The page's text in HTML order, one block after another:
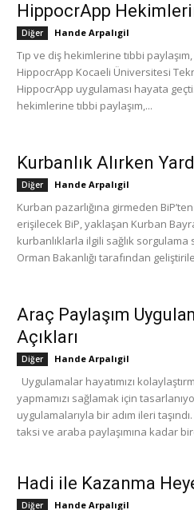
HippocrApp
Diğer Hande Arpalıgil
Tıp ve diş hekimlerine tıbbi
HippocrApp Kocaeli Üniversitesi
HippocrApp uygulaması hayata
hekimlerine tıbbi paylaşım,...
Kurbanlık Alırken
Diğer Hande Arpalıgil
Kurban pazarlığına girmeden
erişilecek BiP, yaklaşan Kurban
kurbanlıklarla ilgili sağlık
Orman Bakanlığı tarafından
Araç Paylaşım
Açıkları
Diğer Hande Arpalıgil
Uygulamalar hayatımızı
yapmamızı sağlamak için
uygulamalarıyla bir adım ileri
taksi ve araba paylaşımına kadar
Hadi ile Kazanma
Diğer Hande Arpalıgil